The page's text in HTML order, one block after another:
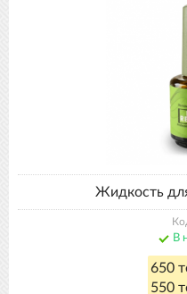
Жидкость
В
650
550